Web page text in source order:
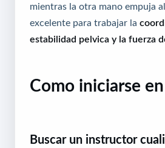
mientras la otra mano empuja
excelente para trabajar la
estabilidad pelvica y la fuerza
Como iniciarse
Buscar un instructor